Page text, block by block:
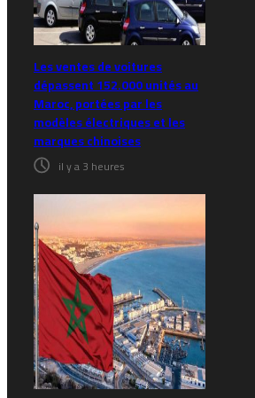
Les ventes de voitures
dépassent 152.000 unités au
Maroc, portées par les
modèles électriques et les
marques chinoises
il y a 3 heures